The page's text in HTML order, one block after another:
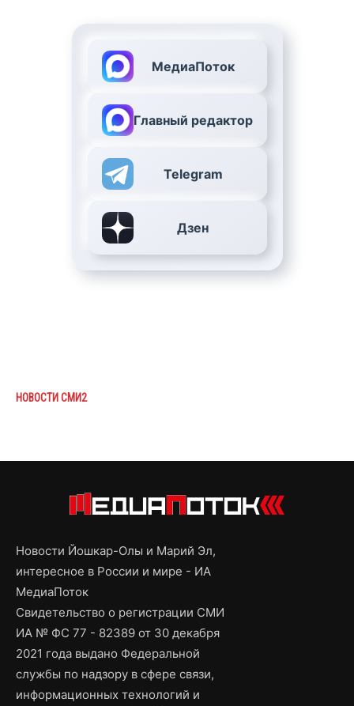
МедиаПоток
Главный редактор
Telegram
Дзен
НОВОСТИ СМИ2
Новости Йошкар-Олы и Марий Эл,
интересное в России и мире - ИА
МедиаПоток
Свидетельство о регистрации СМИ
ИА № ФС 77 - 82389 от 30 декабря
2021 года выдано Федеральной
службы по надзору в сфере связи,
информационных технологий и